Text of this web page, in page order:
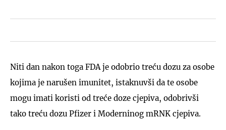
Niti dan nakon toga FDA je odobrio treću dozu za osobe
kojima je narušen imunitet, istaknuvši da te osobe
mogu imati koristi od treće doze cjepiva, odobrivši
tako treću dozu Pfizer i Moderninog mRNK cjepiva.